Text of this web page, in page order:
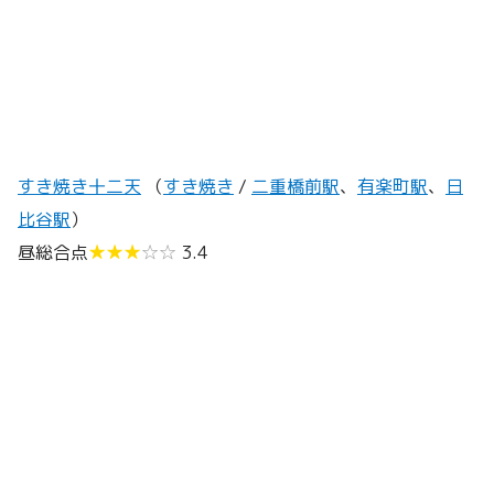
すき焼き十二天 （すき焼き / 二重橋前駅、 有楽町駅、 日
比谷駅）
昼総合点★★★☆☆ 3.4